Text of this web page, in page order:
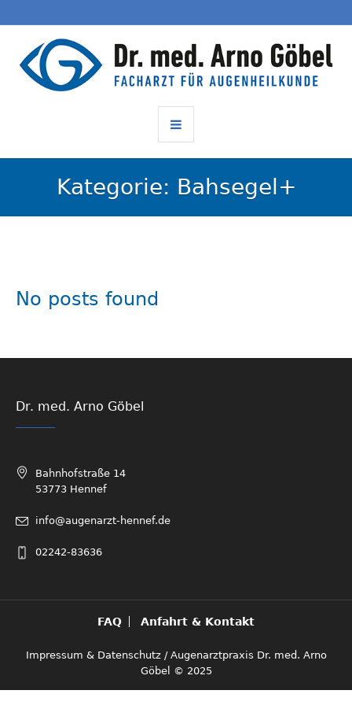
Kategorie: Bahsegel+
No posts found
Dr. med. Arno Göbel
Bahnhofstraße 14
53773 Hennef
info@augenarzt-hennef.de
02242-83636
FAQ Anfahrt & Kontakt
Impressum & Datenschutz/ Augenarztpraxis Dr. med. Arno
Göbel © 2025